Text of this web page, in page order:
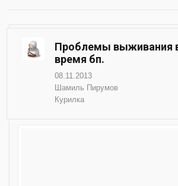
Проблемы выживания
время бп.
08.11.2013
Шамиль Пирумов
Курилка